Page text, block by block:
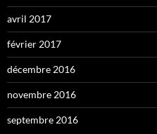
avril 2017
février 2017
décembre 2016
novembre 2016
septembre 2016